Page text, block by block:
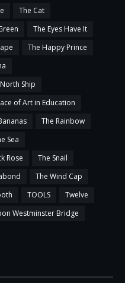
The Cat
The Eyes Have It
The Happy Prince
Ship
of Art in Education
The Rainbow
Sea
Rose
The Snail
The Wind Cap
TOOLS
Twelve
Westminster Bridge